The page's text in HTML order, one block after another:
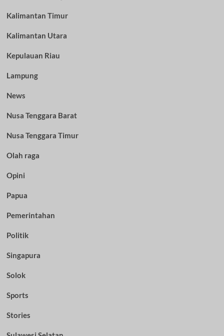
Kalimantan Timur
Kalimantan Utara
Kepulauan Riau
Lampung
News
Nusa Tenggara Barat
Nusa Tenggara Timur
Olah raga
Opini
Papua
Pemerintahan
Politik
Singapura
Solok
Sports
Stories